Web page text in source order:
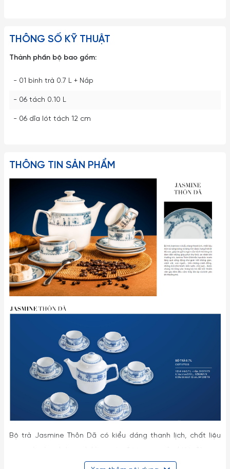
THÔNG SỐ KỸ THUẬT
Thành phần bộ bao gồm:
- 01 bình trà 0.7 L + Nắp
- 06 tách 0.10 L
- 06 dĩa lót tách 12 cm
THÔNG TIN SẢN PHẨM
Bộ trà Jasmine Thôn Dã có kiểu dáng thanh lịch, chất liệu
giúp lưu giữ vị ngon của tách trà nóng và đem đến những